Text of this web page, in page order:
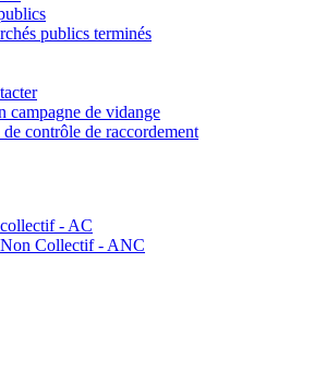
publics terminés
campagne de vidange
contrôle de raccordement
- AC
Non Collectif - ANC